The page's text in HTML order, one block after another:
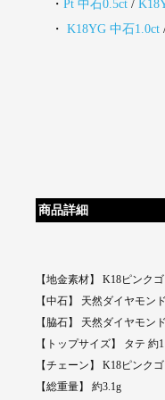
・ Pt 中石0.5ct/
・ K18YG 中石1.0ct
商品詳細
【地金素材】 K18ピンク
【中石】 天然ダイヤモン
【脇石】 天然ダイヤモン
【トップサイズ】 タテ 約
【チェーン】 K18ピンク
【総重量】 約3.1g